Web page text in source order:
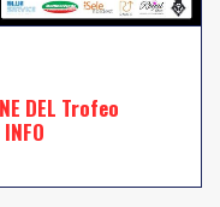
DEL Trofeo